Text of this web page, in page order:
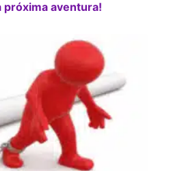
próxima aventura!